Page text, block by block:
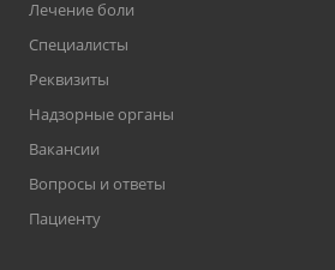
Лечение боли
Специалисты
Реквизиты
Надзорные органы
Вакансии
Вопросы и ответы
Пациенту